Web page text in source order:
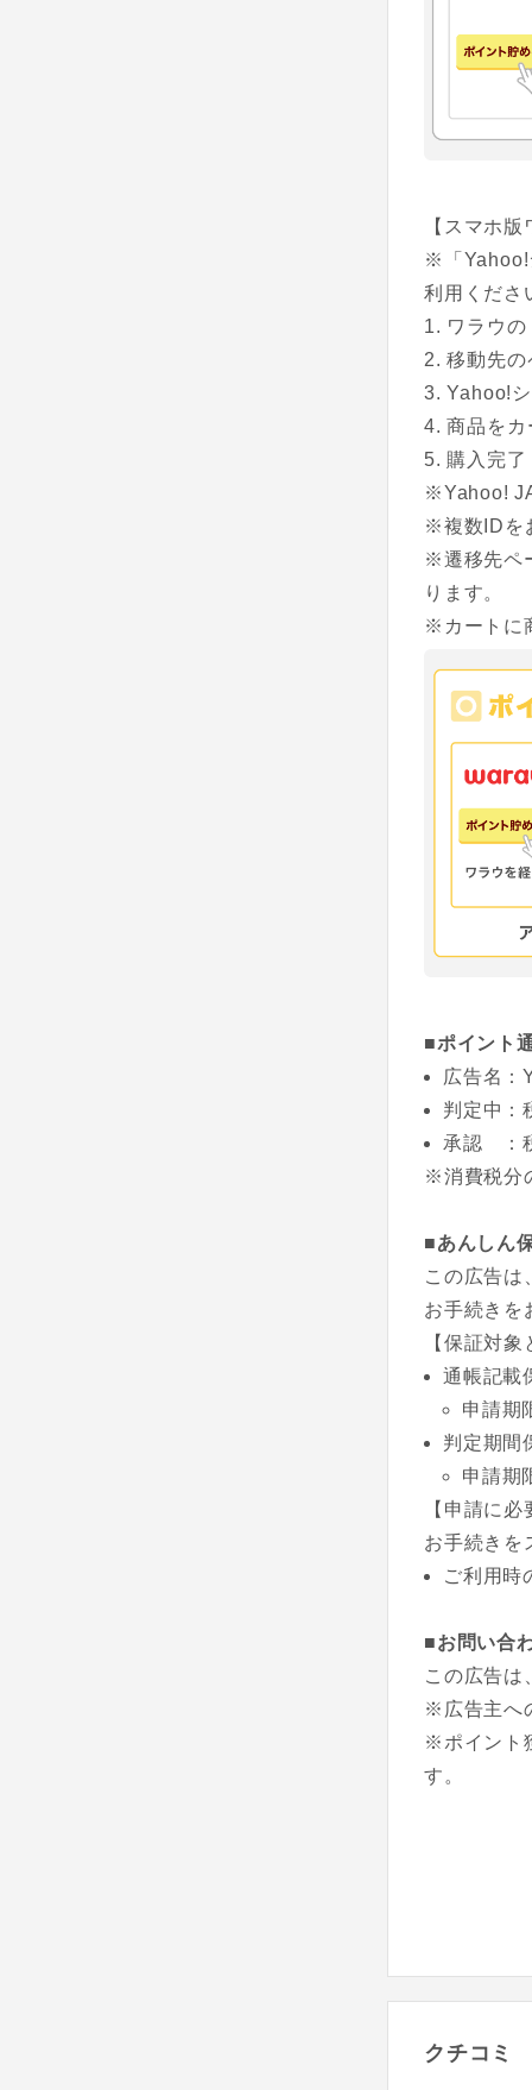
【スマホ
※「Yahoo!
利用くださ
ワラウ
移動先
Yahoo!
商品をカ
購入完了
※Yahoo!
※複数IDを
※遷移先ペ
ります。
※カートに
■ポイント
広告名：
判定中：
承認 ：
※消費税分
■あんしん
この広告は
お手続きを
【保証対
通帳記載
申請期
判定期間
申請期
【申請に
お手続きを
ご利用時
■お問い合
この広告は
※広告主へ
※ポイント
す。
クチコミ